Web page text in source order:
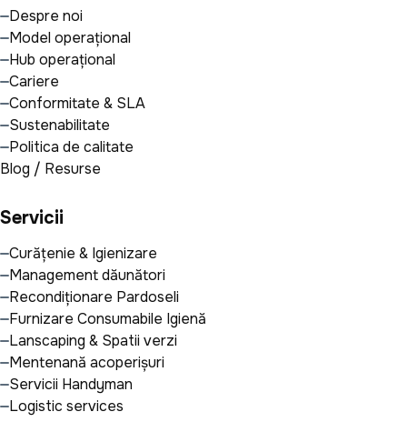
Despre noi
Model operațional
Hub operațional
Cariere
Conformitate & SLA
Sustenabilitate
Politica de calitate
Blog / Resurse
Servicii
Curățenie & Igienizare
Management dăunători
Recondiționare Pardoseli
Furnizare Consumabile Igienă
Lanscaping & Spatii verzi
Mentenanță acoperișuri
Servicii Handyman
Logistic services